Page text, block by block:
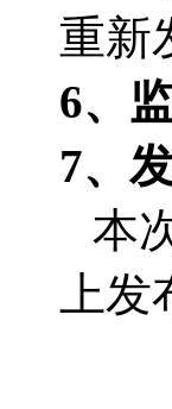
重新
6、
7、
本
上发